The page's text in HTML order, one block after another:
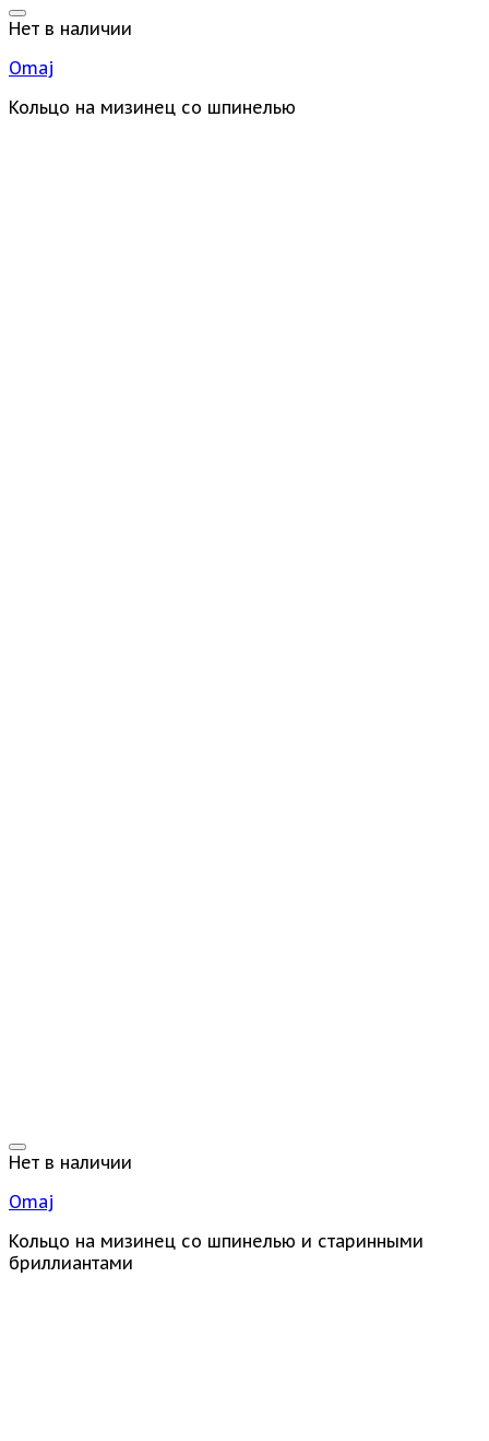
Нет в наличии
Omaj
Кольцо на мизинец со шпинелью
Нет в наличии
Omaj
Кольцо на мизинец со шпинелью и старинными
бриллиантами